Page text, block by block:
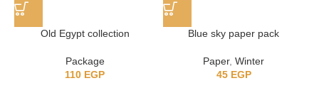
Old Egypt collection
Package
110 EGP
Blue sky paper pack
Paper,Winter
45 EGP